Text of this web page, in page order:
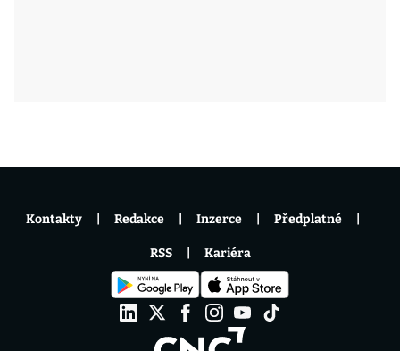
Kontakty Redakce Inzerce Předplatné
RSS Kariéra